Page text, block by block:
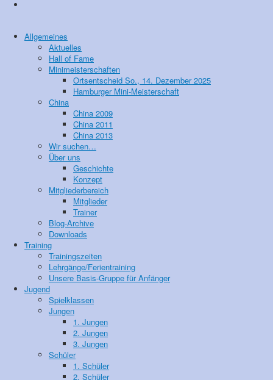
Allgemeines
Aktuelles
Hall of Fame
Minimeisterschaften
Ortsentscheid So., 14. Dezember 2025
Hamburger Mini-Meisterschaft
China
China 2009
China 2011
China 2013
Wir suchen…
Über uns
Geschichte
Konzept
Mitgliederbereich
Mitglieder
Trainer
Blog-Archive
Downloads
Training
Trainingszeiten
Lehrgänge/Ferientraining
Unsere Basis-Gruppe für Anfänger
Jugend
Spielklassen
Jungen
1. Jungen
2. Jungen
3. Jungen
Schüler
1. Schüler
2. Schüler